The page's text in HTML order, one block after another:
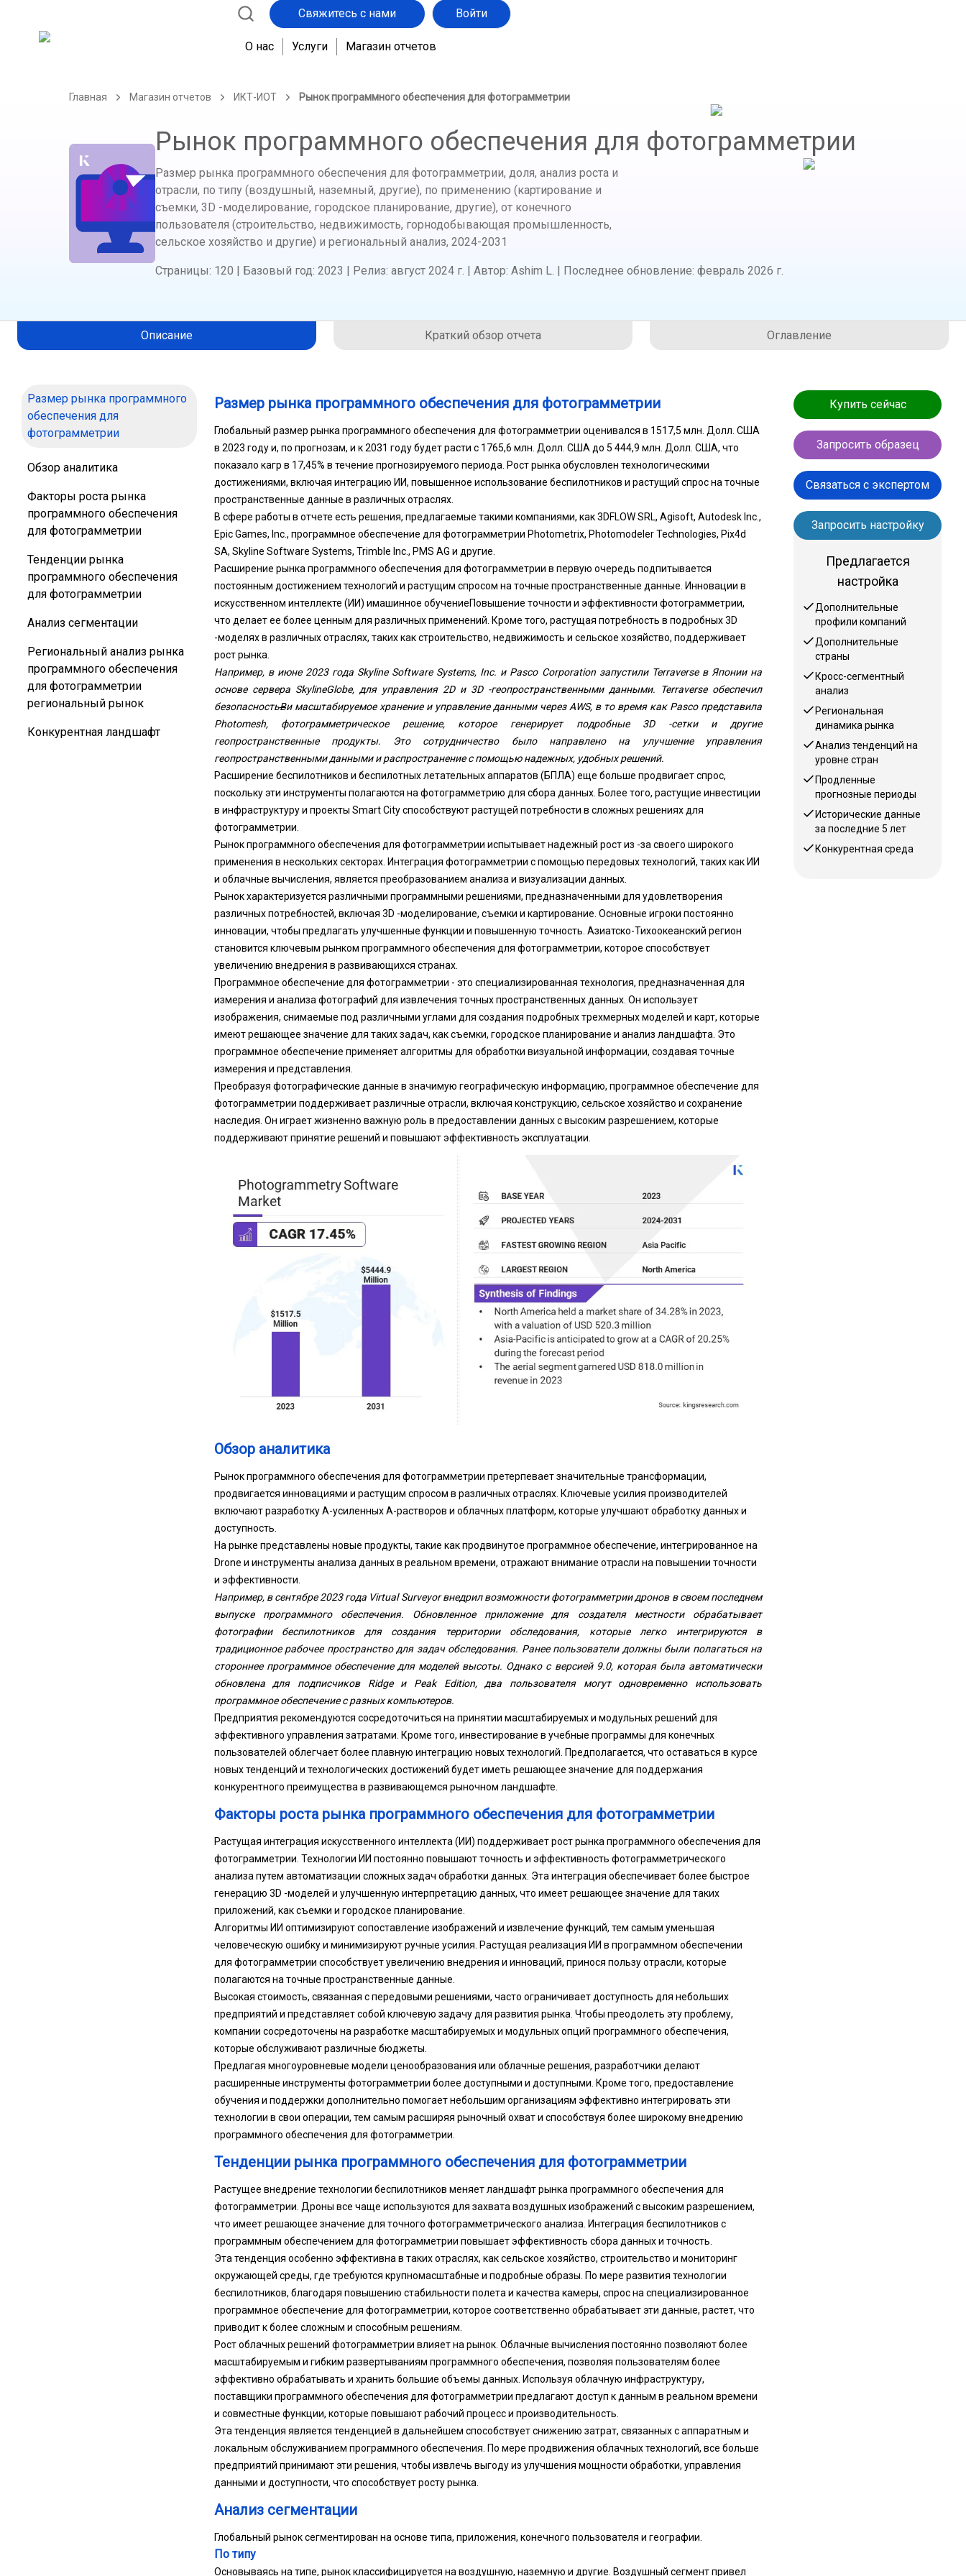
Свяжитесь с нами Войти
О нас Услуги Магазин отчетов
Главная Магазин отчетов ИКТ-ИОТ Рынок программного обеспечения для фотограмметрии
Рынок программного обеспечения для фотограмметрии
Размер рынка программного обеспечения для фотограмметрии, доля, анализ роста и
отрасли, по типу (воздушный, наземный, другие), по применению (картирование и
съемки, 3D -моделирование, городское планирование, другие), от конечного
пользователя (строительство, недвижимость, горнодобывающая промышленность,
сельское хозяйство и другие) и региональный анализ, 2024-2031
Страницы: 120 | Базовый год: 2023 | Релиз: август 2024 г. | Автор: Ashim L. | Последнее обновление: февраль 2026 г.
Описание Краткий обзор отчета Оглавление
Размер рынка программного
обеспечения для
фотограмметрии
Обзор аналитика
Факторы роста рынка
программного обеспечения
для фотограмметрии
Тенденции рынка
программного обеспечения
для фотограмметрии
Анализ сегментации
Региональный анализ рынка
программного обеспечения
для фотограмметрии
региональный рынок
Конкурентная ландшафт
Размер рынка программного обеспечения для фотограмметрии
Глобальный размер рынка программного обеспечения для фотограмметрии оценивался в 1517,5 млн. Долл. США
в 2023 году и, по прогнозам, и к 2031 году будет расти с 1765,6 млн. Долл. США до 5 444,9 млн. Долл. США, что
показало кагр в 17,45% в течение прогнозируемого периода. Рост рынка обусловлен технологическими
достижениями, включая интеграцию ИИ, повышенное использование беспилотников и растущий спрос на точные
пространственные данные в различных отраслях.
В сфере работы в отчете есть решения, предлагаемые такими компаниями, как 3DFLOW SRL, Agisoft, Autodesk Inc.,
Epic Games, Inc., программное обеспечение для фотограмметрии Photometrix, Photomodeler Technologies, Pix4d
SA, Skyline Software Systems, Trimble Inc., PMS AG и другие.
Расширение рынка программного обеспечения для фотограмметрии в первую очередь подпитывается
постоянным достижением технологий и растущим спросом на точные пространственные данные. Инновации в
искусственном интеллекте (ИИ) имашинное обучениеПовышение точности и эффективности фотограмметрии,
что делает ее более ценным для различных применений. Кроме того, растущая потребность в подробных 3D
-моделях в различных отраслях, таких как строительство, недвижимость и сельское хозяйство, поддерживает
рост рынка.
Например, в июне 2023 года Skyline Software Systems, Inc. и Pasco Corporation запустили Terraverse в Японии на
основе сервера SkylineGlobe, для управления 2D и 3D -геопространственными данными. Terraverse обеспечил
безопасностьВи масштабируемое хранение и управление данными через AWS, в то время как Pasco представила
Photomesh, фотограмметрическое решение, которое генерирует подробные 3D -сетки и другие
геопространственные продукты. Это сотрудничество было направлено на улучшение управления
геопространственными данными и распространение с помощью надежных, удобных решений.
Расширение беспилотников и беспилотных летательных аппаратов (БПЛА) еще больше продвигает спрос,
поскольку эти инструменты полагаются на фотограмметрию для сбора данных. Более того, растущие инвестиции
в инфраструктуру и проекты Smart City способствуют растущей потребности в сложных решениях для
фотограмметрии.
Рынок программного обеспечения для фотограмметрии испытывает надежный рост из -за своего широкого
применения в нескольких секторах. Интеграция фотограмметрии с помощью передовых технологий, таких как ИИ
и облачные вычисления, является преобразованием анализа и визуализации данных.
Рынок характеризуется различными программными решениями, предназначенными для удовлетворения
различных потребностей, включая 3D -моделирование, съемки и картирование. Основные игроки постоянно
инновации, чтобы предлагать улучшенные функции и повышенную точность. Азиатско-Тихоокеанский регион
становится ключевым рынком программного обеспечения для фотограмметрии, которое способствует
увеличению внедрения в развивающихся странах.
Программное обеспечение для фотограмметрии - это специализированная технология, предназначенная для
измерения и анализа фотографий для извлечения точных пространственных данных. Он использует
изображения, снимаемые под различными углами для создания подробных трехмерных моделей и карт, которые
имеют решающее значение для таких задач, как съемки, городское планирование и анализ ландшафта. Это
программное обеспечение применяет алгоритмы для обработки визуальной информации, создавая точные
измерения и представления.
Преобразуя фотографические данные в значимую географическую информацию, программное обеспечение для
фотограмметрии поддерживает различные отрасли, включая конструкцию, сельское хозяйство и сохранение
наследия. Он играет жизненно важную роль в предоставлении данных с высоким разрешением, которые
поддерживают принятие решений и повышают эффективность эксплуатации.
Обзор аналитика
Рынок программного обеспечения для фотограмметрии претерпевает значительные трансформации,
продвигается инновациями и растущим спросом в различных отраслях. Ключевые усилия производителей
включают разработку A-усиленных A-растворов и облачных платформ, которые улучшают обработку данных и
доступность.
На рынке представлены новые продукты, такие как продвинутое программное обеспечение, интегрированное на
Drone и инструменты анализа данных в реальном времени, отражают внимание отрасли на повышении точности
и эффективности.
Например, в сентябре 2023 года Virtual Surveyor внедрил возможности фотограмметрии дронов в своем последнем
выпуске программного обеспечения. Обновленное приложение для создателя местности обрабатывает
фотографии беспилотников для создания территории обследования, которые легко интегрируются в
традиционное рабочее пространство для задач обследования. Ранее пользователи должны были полагаться на
стороннее программное обеспечение для моделей высоты. Однако с версией 9.0, которая была автоматически
обновлена для подписчиков Ridge и Peak Edition, два пользователя могут одновременно использовать
программное обеспечение с разных компьютеров.
Предприятия рекомендуются сосредоточиться на принятии масштабируемых и модульных решений для
эффективного управления затратами. Кроме того, инвестирование в учебные программы для конечных
пользователей облегчает более плавную интеграцию новых технологий. Предполагается, что оставаться в курсе
новых тенденций и технологических достижений будет иметь решающее значение для поддержания
конкурентного преимущества в развивающемся рыночном ландшафте.
Факторы роста рынка программного обеспечения для фотограмметрии
Растущая интеграция искусственного интеллекта (ИИ) поддерживает рост рынка программного обеспечения для
фотограмметрии. Технологии ИИ постоянно повышают точность и эффективность фотограмметрического
анализа путем автоматизации сложных задач обработки данных. Эта интеграция обеспечивает более быстрое
генерацию 3D -моделей и улучшенную интерпретацию данных, что имеет решающее значение для таких
приложений, как съемки и городское планирование.
Алгоритмы ИИ оптимизируют сопоставление изображений и извлечение функций, тем самым уменьшая
человеческую ошибку и минимизируют ручные усилия. Растущая реализация ИИ в программном обеспечении
для фотограмметрии способствует увеличению внедрения и инноваций, принося пользу отрасли, которые
полагаются на точные пространственные данные.
Высокая стоимость, связанная с передовыми решениями, часто ограничивает доступность для небольших
предприятий и представляет собой ключевую задачу для развития рынка. Чтобы преодолеть эту проблему,
компании сосредоточены на разработке масштабируемых и модульных опций программного обеспечения,
которые обслуживают различные бюджеты.
Предлагая многоуровневые модели ценообразования или облачные решения, разработчики делают
расширенные инструменты фотограмметрии более доступными и доступными. Кроме того, предоставление
обучения и поддержки дополнительно помогает небольшим организациям эффективно интегрировать эти
технологии в свои операции, тем самым расширяя рыночный охват и способствуя более широкому внедрению
программного обеспечения для фотограмметрии.
Тенденции рынка программного обеспечения для фотограмметрии
Растущее внедрение технологии беспилотников меняет ландшафт рынка программного обеспечения для
фотограмметрии. Дроны все чаще используются для захвата воздушных изображений с высоким разрешением,
что имеет решающее значение для точного фотограмметрического анализа. Интеграция беспилотников с
программным обеспечением для фотограмметрии повышает эффективность сбора данных и точность.
Эта тенденция особенно эффективна в таких отраслях, как сельское хозяйство, строительство и мониторинг
окружающей среды, где требуются крупномасштабные и подробные образы. По мере развития технологии
беспилотников, благодаря повышению стабильности полета и качества камеры, спрос на специализированное
программное обеспечение для фотограмметрии, которое соответственно обрабатывает эти данные, растет, что
приводит к более сложным и способным решениям.
Рост облачных решений фотограмметрии влияет на рынок. Облачные вычисления постоянно позволяют более
масштабируемым и гибким развертываниям программного обеспечения, позволяя пользователям более
эффективно обрабатывать и хранить большие объемы данных. Используя облачную инфраструктуру,
поставщики программного обеспечения для фотограмметрии предлагают доступ к данным в реальном времени
и совместные функции, которые повышают рабочий процесс и производительность.
Эта тенденция является тенденцией в дальнейшем способствует снижению затрат, связанных с аппаратным и
локальным обслуживанием программного обеспечения. По мере продвижения облачных технологий, все больше
предприятий принимают эти решения, чтобы извлечь выгоду из улучшения мощности обработки, управления
данными и доступности, что способствует росту рынка.
Анализ сегментации
Глобальный рынок сегментирован на основе типа, приложения, конечного пользователя и географии.
По типу
Основываясь на типе, рынок классифицируется на воздушную, наземную и другие. Воздушный сегмент привел
Купить сейчас
Запросить образец
Связаться с экспертом
Запросить настройку
Предлагается
настройка
Дополнительные
профили компаний
Дополнительные
страны
Кросс-сегментный
анализ
Региональная
динамика рынка
Анализ тенденций на
уровне стран
Продленные
прогнозные периоды
Исторические данные
за последние 5 лет
Конкурентная среда